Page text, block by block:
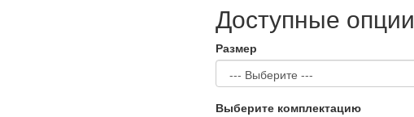
Доступные опции
Размер
Выберите комплектацию